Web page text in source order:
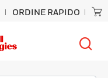
ORDINE RAPIDO